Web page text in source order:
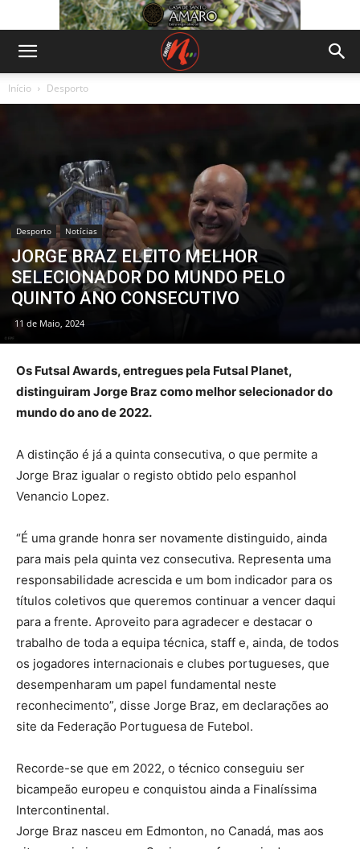
Início Desporto
Desporto Notícias
JORGE BRAZ ELEITO MELHOR
SELECIONADOR DO MUNDO PELO
QUINTO ANO CONSECUTIVO
11 de Maio, 2024
Os Futsal Awards, entregues pela Futsal Planet,
distinguiram Jorge Braz como melhor selecionador do
mundo do ano de 2022.
A distinção é já a quinta consecutiva, o que permite a
Jorge Braz igualar o registo obtido pelo espanhol
Venancio Lopez.
“É uma grande honra ser novamente distinguido, ainda
para mais pela quinta vez consecutiva. Representa uma
responsabilidade acrescida e um bom indicador para os
títulos coletivos que queremos continuar a vencer daqui
para a frente. Aproveito para agradecer e destacar o
trabalho de toda a equipa técnica, staff e, ainda, de todos
os jogadores internacionais e clubes portugueses, que
desempenharam um papel fundamental neste
reconhecimento”, disse Jorge Braz, em declarações ao
site da Federação Portuguesa de Futebol.
Recorde-se que em 2022, o técnico conseguiu ser
bicampeão europeu e conquistou ainda a Finalíssima
Intercontinental.
Jorge Braz nasceu em Edmonton, no Canadá, mas aos